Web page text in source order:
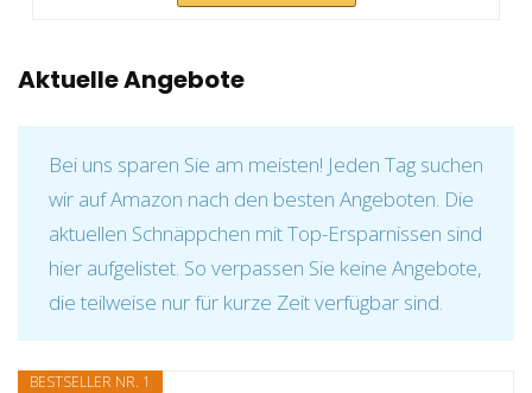
Aktuelle Angebote
Bei uns sparen Sie am meisten! Jeden Tag suchen
wir auf Amazon nach den besten Angeboten. Die
aktuellen Schnäppchen mit Top-Ersparnissen sind
hier aufgelistet. So verpassen Sie keine Angebote,
die teilweise nur für kurze Zeit verfügbar sind.
BESTSELLER NR. 1